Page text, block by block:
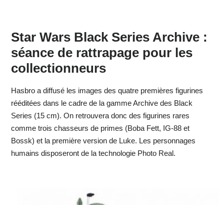
Star Wars Black Series Archive :
séance de rattrapage pour les
collectionneurs
Hasbro a diffusé les images des quatre premières figurines
rééditées dans le cadre de la gamme Archive des Black
Series (15 cm). On retrouvera donc des figurines rares
comme trois chasseurs de primes (Boba Fett, IG-88 et
Bossk) et la première version de Luke. Les personnages
humains disposeront de la technologie Photo Real.